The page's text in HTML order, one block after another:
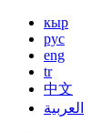
кыр
рус
eng
tr
中文
العربية